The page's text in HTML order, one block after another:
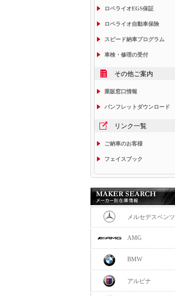
ロペライオEGS保証
ロペライオ自動車保険
スピード納車プログラム
車検・修理の受付
その他ご案内
業販窓口情報
パンフレットダウンロード
リンク一覧
ご納車のお客様
フェイスブック
メルセデスベンツ
AMG
BMW
アルピナ